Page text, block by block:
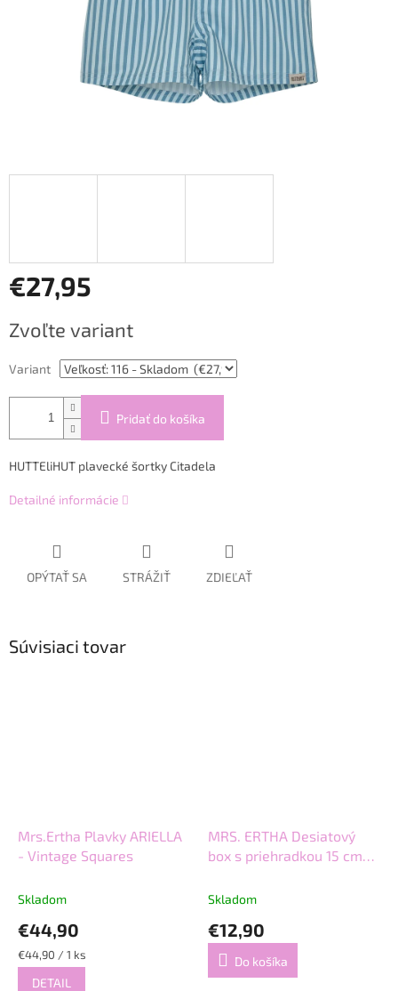
€27,95
cena:
Zvoľte variant
Variant
Pridať do košíka
HUTTEliHUT plavecké šortky Citadela
Detailné informácie
OPÝTAŤ SA STRÁŽIŤ ZDIEĽAŤ
Súvisiaci tovar
Mrs.Ertha Plavky ARIELLA
- Vintage Squares
Skladom
€44,90
Jednotková
cena:
€44,90 / 1 ks
DETAIL
MRS. ERTHA Desiatový
box s priehradkou 15 cm
Skladom
€12,90
Do košíka